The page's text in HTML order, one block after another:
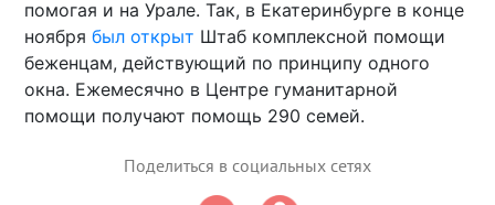
помогая и на Урале. Так, в Екатеринбурге в конце
ноябрябыл открыт Штаб комплексной помощи
беженцам, действующий по принципу одного
окна. Ежемесячно в Центре гуманитарной
помощи получают помощь 290 семей.
Поделиться в социальных сетях